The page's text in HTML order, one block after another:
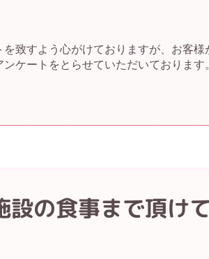
致すよう心がけておりますが、お客様
ケートをとらせていただいております
の食事まで頂け